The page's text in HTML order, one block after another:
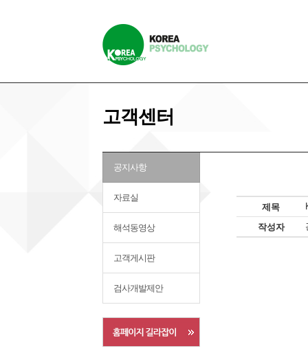
고객센터
공지사항
자료실
해석동영상
고객게시판
검사개발제안
제목
작성자